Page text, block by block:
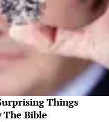
Things
The Bible